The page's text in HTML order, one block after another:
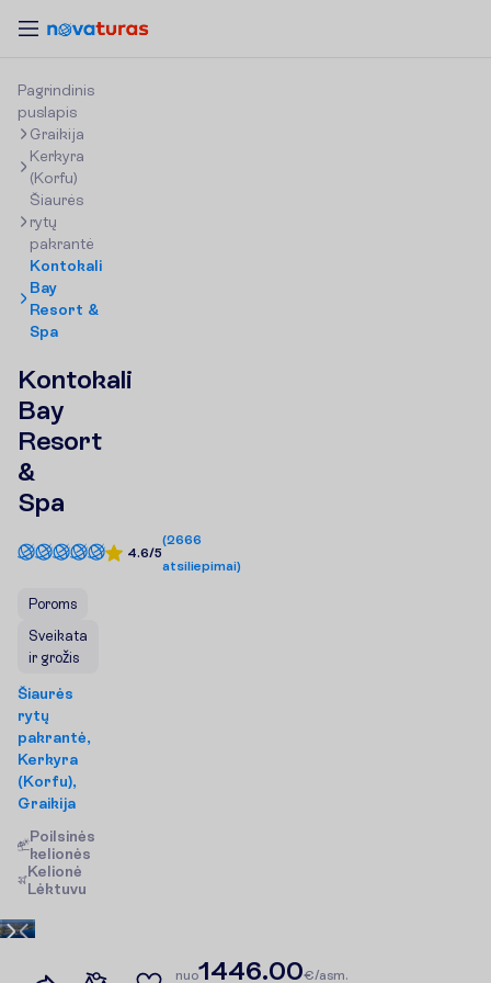
Pagrindinis
puslapis
Graikija
Kerkyra
(Korfu)
Šiaurės
rytų
pakrantė
Kontokali
Bay
Resort &
Spa
Kontokali
Bay
Resort
&
Spa
4.6/5
(2666
atsiliepimai)
Poroms
Sveikata
ir grožis
Šiaurės
rytų
pakrantė,
Kerkyra
(Korfu),
Graikija
Poilsinės
kelionės
Kelionė
Lėktuvu
nuo1446.00€/asm.